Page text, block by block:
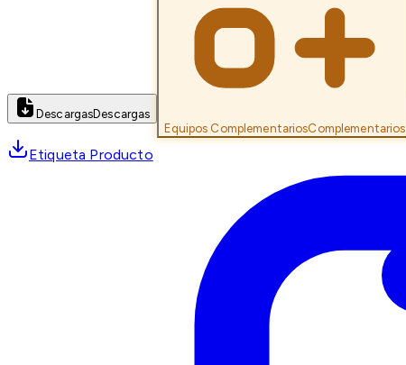
DescargasDescargas
Equipos ComplementariosComplementarios
Etiqueta Producto